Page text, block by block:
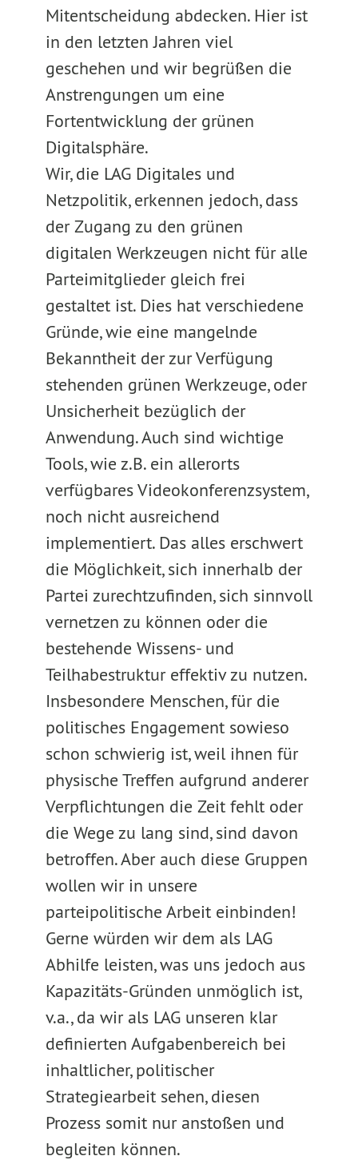
Mitentscheidung abdecken. Hier ist
in den letzten Jahren viel
geschehen und wir begrüßen die
Anstrengungen um eine
Fortentwicklung der grünen
Digitalsphäre.
Wir, die LAG Digitales und
Netzpolitik, erkennen jedoch, dass
der Zugang zu den grünen
digitalen Werkzeugen nicht für alle
Parteimitglieder gleich frei
gestaltet ist. Dies hat verschiedene
Gründe, wie eine mangelnde
Bekanntheit der zur Verfügung
stehenden grünen Werkzeuge, oder
Unsicherheit bezüglich der
Anwendung. Auch sind wichtige
Tools, wie z.B. ein allerorts
verfügbares Videokonferenzsystem,
noch nicht ausreichend
implementiert. Das alles erschwert
die Möglichkeit, sich innerhalb der
Partei zurechtzufinden, sich sinnvoll
vernetzen zu können oder die
bestehende Wissens- und
Teilhabestruktur effektiv zu nutzen.
Insbesondere Menschen, für die
politisches Engagement sowieso
schon schwierig ist, weil ihnen für
physische Treffen aufgrund anderer
Verpflichtungen die Zeit fehlt oder
die Wege zu lang sind, sind davon
betroffen. Aber auch diese Gruppen
wollen wir in unsere
parteipolitische Arbeit einbinden!
Gerne würden wir dem als LAG
Abhilfe leisten, was uns jedoch aus
Kapazitäts-Gründen unmöglich ist,
v.a., da wir als LAG unseren klar
definierten Aufgabenbereich bei
inhaltlicher, politischer
Strategiearbeit sehen, diesen
Prozess somit nur anstoßen und
begleiten können.